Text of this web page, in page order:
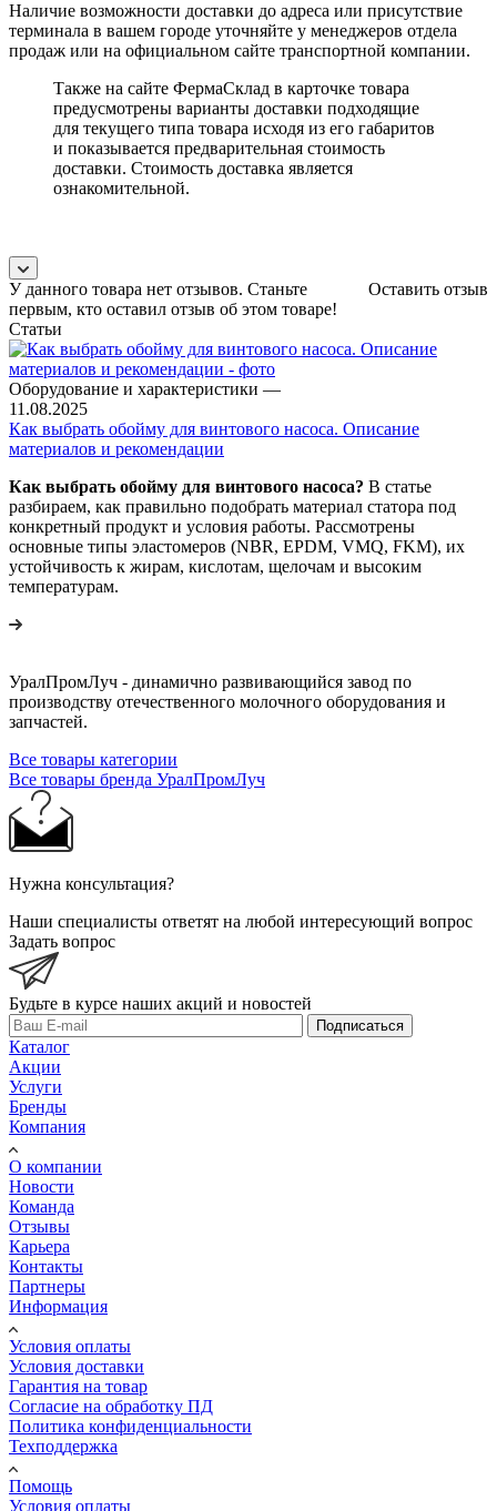
Наличие возможности доставки до адреса или присутствие
терминала в вашем городе уточняйте у менеджеров отдела
продаж или на официальном сайте транспортной компании.
Также на сайте ФермаСклад в карточке товара
предусмотрены варианты доставки подходящие
для текущего типа товара исходя из его габаритов
и показывается предварительная стоимость
доставки. Стоимость доставка является
ознакомительной.
Оставить отзыв
У данного товара нет отзывов. Станьте
первым, кто оставил отзыв об этом товаре!
Статьи
Оборудование и характеристики —
11.08.2025
Как выбрать обойму для винтового насоса. Описание
материалов и рекомендации
Как выбрать обойму для винтового насоса? В статье
разбираем, как правильно подобрать материал статора под
конкретный продукт и условия работы. Рассмотрены
основные типы эластомеров (NBR, EPDM, VMQ, FKM), их
устойчивость к жирам, кислотам, щелочам и высоким
температурам.
УралПромЛуч - динамично развивающийся завод по
производству отечественного молочного оборудования и
запчастей.
Все товары категории
Все товары бренда УралПромЛуч
Нужна консультация?
Наши специалисты ответят на любой интересующий вопрос
Задать вопрос
Будьте в курсе наших акций и новостей
Подписаться
Каталог
Акции
Услуги
Бренды
Компания
О компании
Новости
Команда
Отзывы
Карьера
Контакты
Партнеры
Информация
Условия оплаты
Условия доставки
Гарантия на товар
Согласие на обработку ПД
Политика конфиденциальности
Техподдержка
Помощь
Условия оплаты